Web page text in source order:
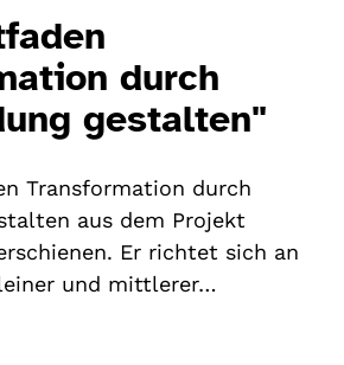
durch
gestalten"
Transformation durch
aus dem Projekt
Er richtet sich an
und mittlerer…